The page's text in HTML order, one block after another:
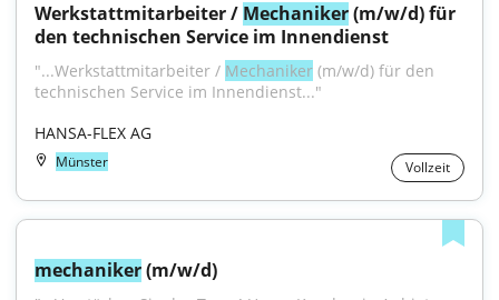
Werkstattmitarbeiter / Mechaniker (m/w/d) für
den technischen Service im Innendienst
"...Werkstattmitarbeiter / Mechaniker (m/w/d) für den
technischen Service im Innendienst..."
HANSA-FLEX AG
Münster Vollzeit
mechaniker (m/w/d)